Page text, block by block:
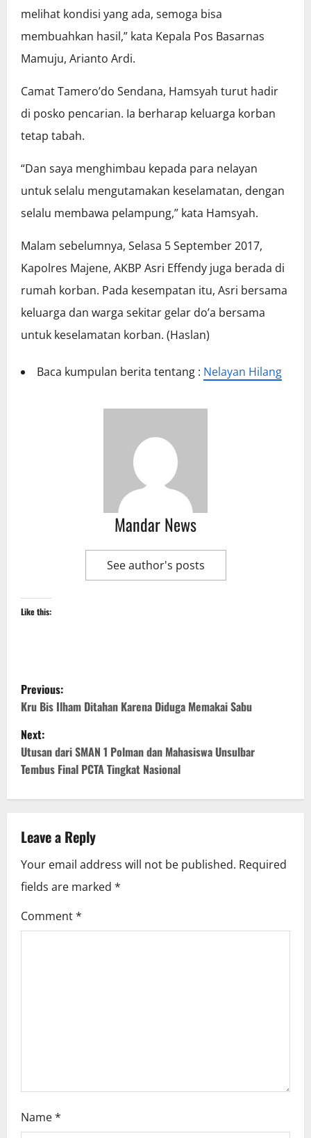
melihat kondisi yang ada, semoga bisa
membuahkan hasil,” kata Kepala Pos Basarnas
Mamuju, Arianto Ardi.
Camat Tamero’do Sendana, Hamsyah turut hadir
di posko pencarian. Ia berharap keluarga korban
tetap tabah.
“Dan saya menghimbau kepada para nelayan
untuk selalu mengutamakan keselamatan, dengan
selalu membawa pelampung,” kata Hamsyah.
Malam sebelumnya, Selasa 5 September 2017,
Kapolres Majene, AKBP Asri Effendy juga berada di
rumah korban. Pada kesempatan itu, Asri bersama
keluarga dan warga sekitar gelar do’a bersama
untuk keselamatan korban. (Haslan)
Baca kumpulan berita tentang : Nelayan Hilang
Mandar News
See author's posts
Like this:
P
o
s
t
n
a
v
i
g
Previous:
Kru Bis Ilham Ditahan Karena Diduga Memakai Sabu
Next:
Utusan dari SMAN 1 Polman dan Mahasiswa Unsulbar
Tembus Final PCTA Tingkat Nasional
Leave a Reply
Your email address will not be published. Required
fields are marked *
Comment*
Name*